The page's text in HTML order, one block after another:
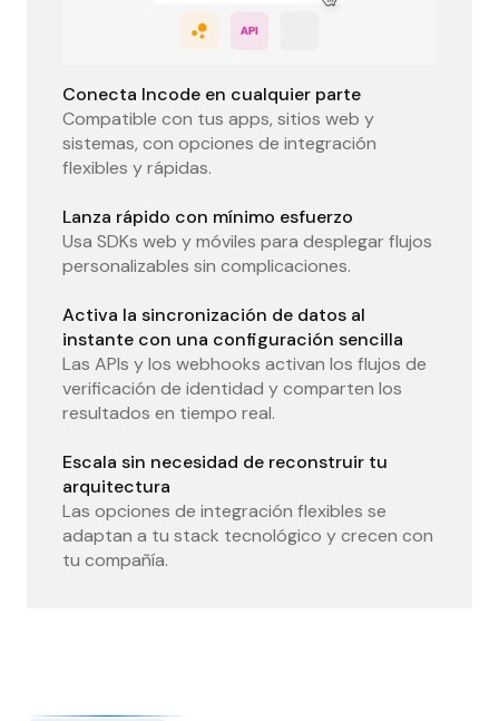
Conecta Incode en cualquier parte
Compatible con tus apps, sitios web y
sistemas, con opciones de integración
flexibles y rápidas.
Lanza rápido con mínimo esfuerzo
Usa SDKs web y móviles para desplegar flujos
personalizables sin complicaciones.
Activa la sincronización de datos al
instante con una configuración sencilla
Las APIs y los webhooks activan los flujos de
verificación de identidad y comparten los
resultados en tiempo real.
Escala sin necesidad de reconstruir tu
arquitectura
Las opciones de integración flexibles se
adaptan a tu stack tecnológico y crecen con
tu compañía.